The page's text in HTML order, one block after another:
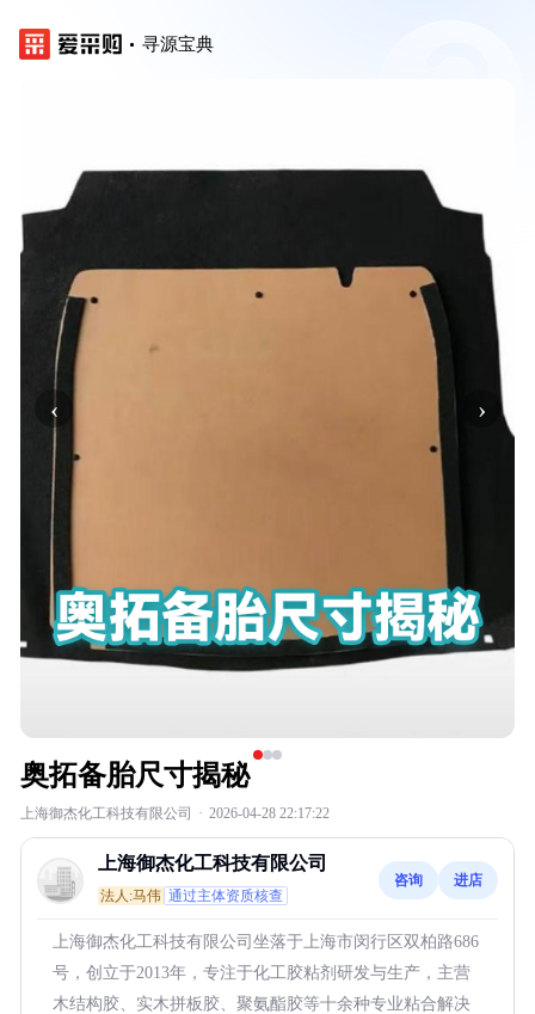
寻源宝典
‹ ›
奥拓备胎尺寸揭秘
上海御杰化工科技有限公司 · 2026-04-28 22:17:22
上海御杰化工科技有限公司
法人:马伟 通过主体资质核查
咨询 进店
上海御杰化工科技有限公司坐落于上海市闵行区双柏路686
号，创立于2013年，专注于化工胶粘剂研发与生产，主营
木结构胶、实木拼板胶、聚氨酯胶等十余种专业粘合解决